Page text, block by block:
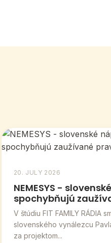
20. JULY 2026
NEMESYS -
spochybňujú
V štúdiu FIT FAMILY RÁDIA
slovenského vynálezcu
za projektom...